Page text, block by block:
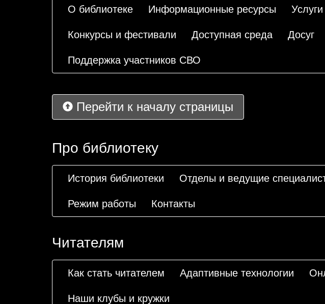
О библиотеке Информационные ресурсы Услуги
Конкурсы и фестивали Доступная среда Досуг
Поддержка участников СВО
Перейти к началу страницы
Про библиотеку
История библиотеки Отделы и ведущие
Режим работы Контакты
Читателям
Как стать читателем Адаптивные технологии
Наши клубы и кружки